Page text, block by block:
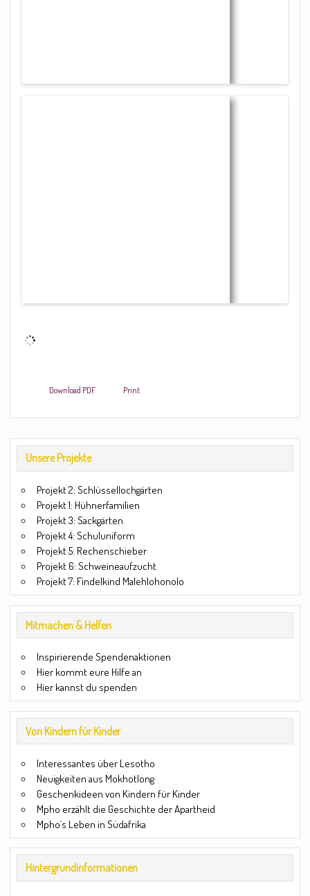
Download PDF Print
Unsere Projekte
Projekt 2: Schlüssellochgärten
Projekt 1: Hühnerfamilien
Projekt 3: Sackgärten
Projekt 4: Schuluniform
Projekt 5: Rechenschieber
Projekt 6: Schweineaufzucht
Projekt 7: Findelkind Malehlohonolo
Mitmachen & Helfen
Inspirierende Spendenaktionen
Hier kommt eure Hilfe an
Hier kannst du spenden
Von Kindern für Kinder
Interessantes über Lesotho
Neuigkeiten aus Mokhotlong
Geschenkideen von Kindern für Kinder
Mpho erzählt die Geschichte der Apartheid
Mpho´s Leben in Südafrika
Hintergrundinformationen